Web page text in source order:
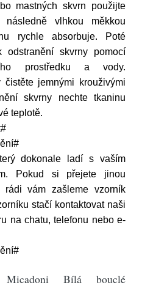
mastných skvrn použijte
vlhkou měkkou
rychle absorbuje. Poté
odstranění skvrny pomocí
prostředku a vody.
čistěte jemnými krouživými
skvrny nechte tkaninu
teplotě.
dokonale ladí s vaším
Pokud si přejete jinou
rádi vám zašleme vzorník
stačí kontaktovat naši
na chatu, telefonu nebo e-
Micadoni Bílá bouclé